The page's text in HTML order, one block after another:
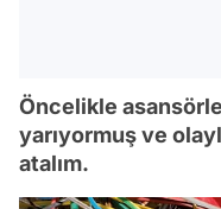
Öncelikle
yarıyormuş ve
atalım.